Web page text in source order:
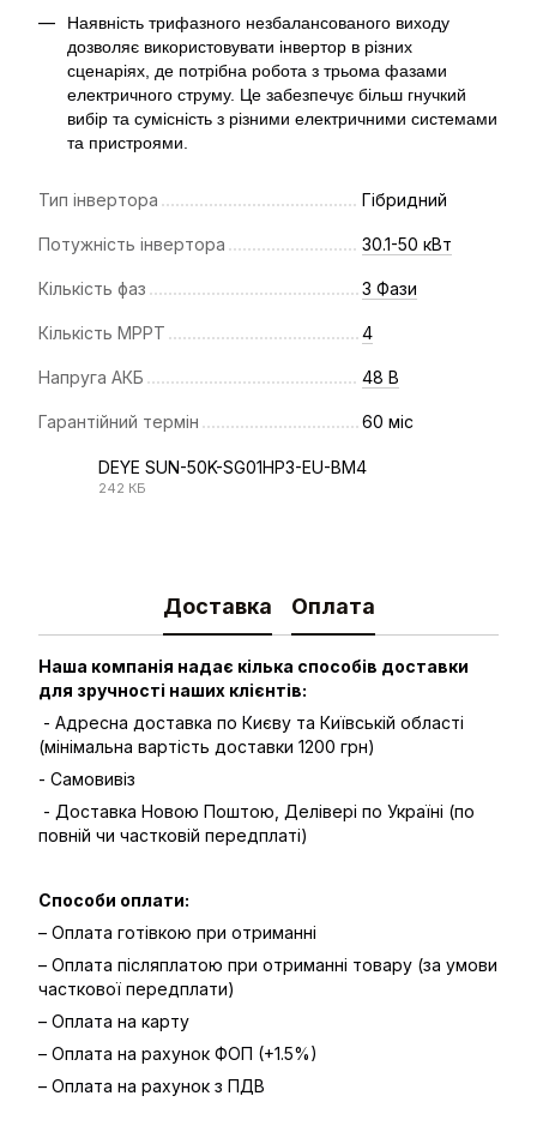
Наявність трифазного незбалансованого виходу
дозволяє використовувати інвертор в різних
сценаріях, де потрібна робота з трьома фазами
електричного струму. Це забезпечує більш гнучкий
вибір та сумісність з різними електричними системами
та пристроями.
Тип інвертора Гібридний
Потужність інвертора 30.1-50 кВт
Кількість фаз 3 Фази
Кількість МРРТ 4
Напруга АКБ 48 В
Гарантійний термін 60 міс
DEYE SUN-50K-SG01HP3-EU-BM4
242 КБ
Доставка Оплата
Наша компанія надає кілька способів доставки
для зручності наших клієнтів:
- Адресна доставка по Києву та Київській області
(мінімальна вартість доставки 1200 грн)
- Самовивіз
- Доставка Новою Поштою, Делівері по Україні (по
повній чи частковій передплаті)
Способи оплати:
– Оплата готівкою при отриманні
– Оплата післяплатою при отриманні товару (за умови
часткової передплати)
– Оплата на карту
– Оплата на рахунок ФОП (+1.5%)
– Оплата на рахунок з ПДВ